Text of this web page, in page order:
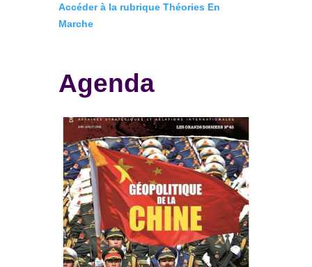
Accéder à la rubrique Théories En
Marche
Agenda